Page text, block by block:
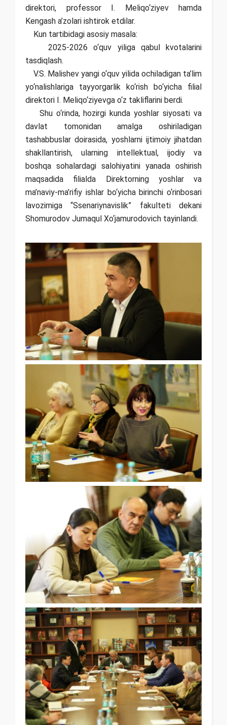
direktori, professor I. Meliqo‘ziyev hamda
Kengash a’zolari ishtirok etdilar.
Kun tartibidagi asosiy masala:
2025-2026 o‘quv yiliga qabul kvotalarini
tasdiqlash.
V.S. Malishev yangi o‘quv yilida ochiladigan ta’lim
yo‘nalishlariga tayyorgarlik ko‘rish bo‘yicha filial
direktori I. Meliqo‘ziyevga o‘z takliflarini berdi.
Shu o‘rinda, hozirgi kunda yoshlar siyosati va
davlat tomonidan amalga oshiriladigan
tashabbuslar doirasida, yoshlarni ijtimoiy jihatdan
shakllantirish, ularning intellektual, ijodiy va
boshqa sohalardagi salohiyatini yanada oshirish
maqsadida filialda Direktorning yoshlar va
ma’naviy-ma’rifiy ishlar bo‘yicha birinchi o‘rinbosari
lavozimiga “Ssenariynavislik” fakulteti dekani
Shomurodov Jumaqul Xo‘jamurodovich tayinlandi.